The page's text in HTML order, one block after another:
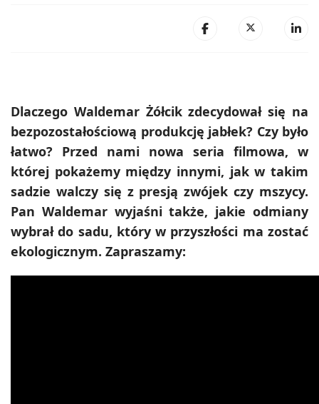
Dlaczego Waldemar Żółcik zdecydował się na
bezpozostałościową produkcję jabłek? Czy było
łatwo? Przed nami nowa seria filmowa, w
której pokażemy między innymi, jak w takim
sadzie walczy się z presją zwójek czy mszycy.
Pan Waldemar wyjaśni także, jakie odmiany
wybrał do sadu, który w przyszłości ma zostać
ekologicznym. Zapraszamy: